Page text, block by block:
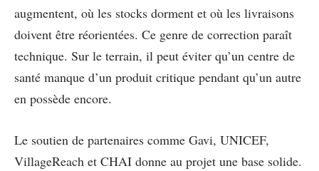
augmentent, où les stocks dorment et où les livraisons
doivent être réorientées. Ce genre de correction paraît
technique. Sur le terrain, il peut éviter qu’un centre de
santé manque d’un produit critique pendant qu’un autre
en possède encore.
Le soutien de partenaires comme Gavi, UNICEF,
VillageReach et CHAI donne au projet une base solide.